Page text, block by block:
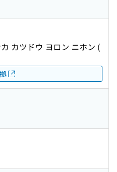
カツドウ ヨロン ニホン (